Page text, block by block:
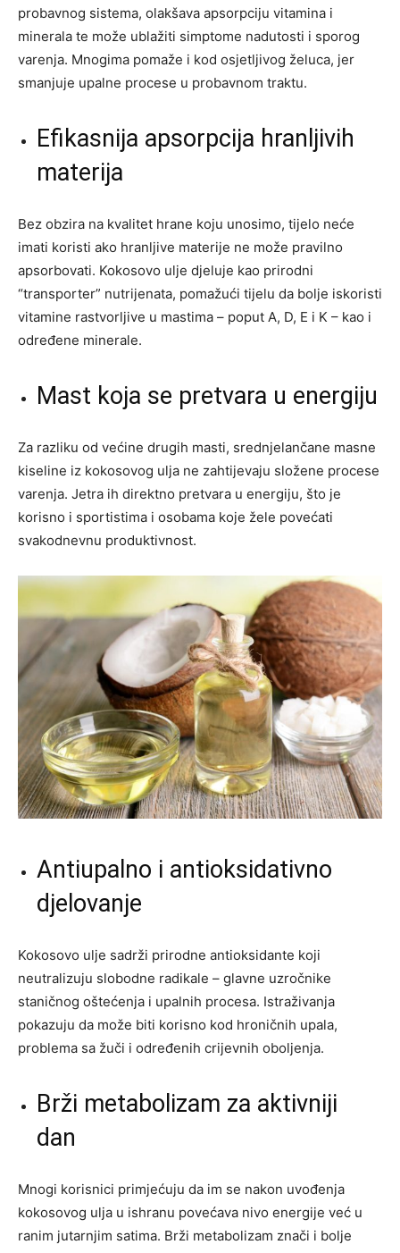
probavnog sistema, olakšava apsorpciju vitamina i
minerala te može ublažiti simptome nadutosti i sporog
varenja. Mnogima pomaže i kod osjetljivog želuca, jer
smanjuje upalne procese u probavnom traktu.
Efikasnija apsorpcija hranljivih
materija
Bez obzira na kvalitet hrane koju unosimo, tijelo neće
imati koristi ako hranljive materije ne može pravilno
apsorbovati. Kokosovo ulje djeluje kao prirodni
“transporter” nutrijenata, pomažući tijelu da bolje iskoristi
vitamine rastvorljive u mastima – poput A, D, E i K – kao i
određene minerale.
Mast koja se pretvara u energiju
Za razliku od većine drugih masti, srednjelančane masne
kiseline iz kokosovog ulja ne zahtijevaju složene procese
varenja. Jetra ih direktno pretvara u energiju, što je
korisno i sportistima i osobama koje žele povećati
svakodnevnu produktivnost.
Antiupalno i antioksidativno
djelovanje
Kokosovo ulje sadrži prirodne antioksidante koji
neutralizuju slobodne radikale – glavne uzročnike
staničnog oštećenja i upalnih procesa. Istraživanja
pokazuju da može biti korisno kod hroničnih upala,
problema sa žuči i određenih crijevnih oboljenja.
Brži metabolizam za aktivniji
dan
Mnogi korisnici primjećuju da im se nakon uvođenja
kokosovog ulja u ishranu povećava nivo energije već u
ranim jutarnjim satima. Brži metabolizam znači i bolje